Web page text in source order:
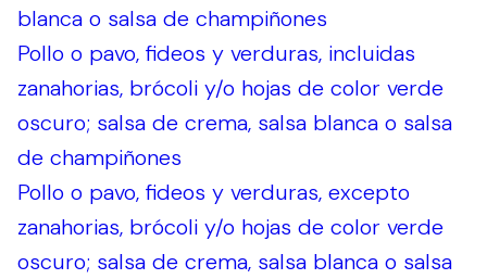
blanca o salsa de champiñones
Pollo o pavo, fideos y verduras, incluidas
zanahorias, brócoli y/o hojas de color verde
oscuro; salsa de crema, salsa blanca o salsa
de champiñones
Pollo o pavo, fideos y verduras, excepto
zanahorias, brócoli y/o hojas de color verde
oscuro; salsa de crema, salsa blanca o salsa